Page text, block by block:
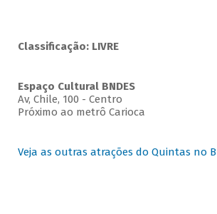
Classificação: LIVRE
Espaço Cultural BNDES
Av, Chile, 100 - Centro
Próximo ao metrô Carioca
Veja as outras atrações do Quintas no